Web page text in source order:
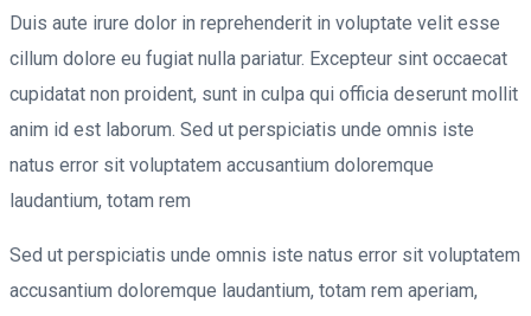
Duis aute irure dolor in reprehenderit in voluptate velit esse
cillum dolore eu fugiat nulla pariatur. Excepteur sint occaecat
cupidatat non proident, sunt in culpa qui officia deserunt mollit
anim id est laborum. Sed ut perspiciatis unde omnis iste
natus error sit voluptatem accusantium doloremque
laudantium, totam rem
Sed ut perspiciatis unde omnis iste natus error sit voluptatem
accusantium doloremque laudantium, totam rem aperiam,